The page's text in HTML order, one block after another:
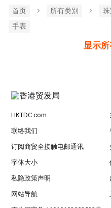
首页 所有类別
手表
显示所
HKTDC.com
联络我们
订阅商贸全接触电邮通讯
字体大小
私隐政策声明
网站导航